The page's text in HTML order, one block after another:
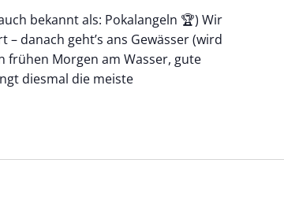
bekannt als: Pokalangeln 🏆) Wir
danach geht’s ans Gewässer (wird
frühen Morgen am Wasser, gute
diesmal die meiste